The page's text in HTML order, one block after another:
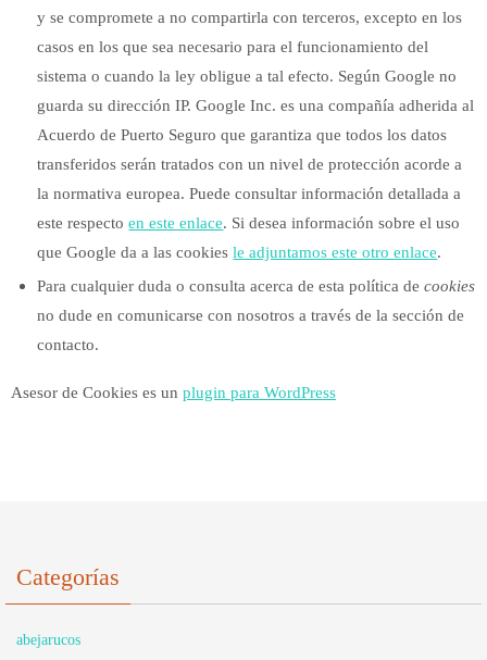
y se compromete a no compartirla con terceros, excepto en los
casos en los que sea necesario para el funcionamiento del
sistema o cuando la ley obligue a tal efecto. Según Google no
guarda su dirección IP. Google Inc. es una compañía adherida al
Acuerdo de Puerto Seguro que garantiza que todos los datos
transferidos serán tratados con un nivel de protección acorde a
la normativa europea. Puede consultar información detallada a
este respectoen este enlace. Si desea información sobre el uso
que Google da a las cookiesle adjuntamos este otro enlace.
Para cualquier duda o consulta acerca de esta política decookies
no dude en comunicarse con nosotros a través de la sección de
contacto.
Asesor de Cookies es un plugin para WordPress
Categorías
abejarucos